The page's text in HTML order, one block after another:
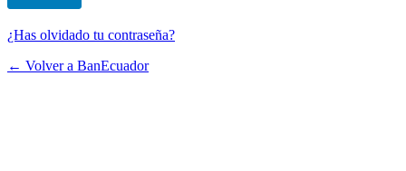
¿Has olvidado tu contraseña?
← Volver a BanEcuador